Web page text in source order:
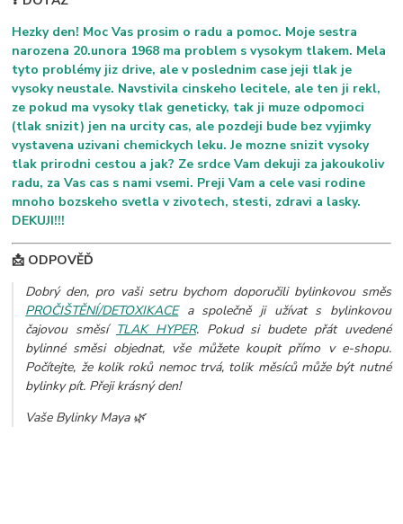
Hezky den! Moc Vas prosim o radu a pomoc. Moje sestra
narozena 20.unora 1968 ma problem s vysokym tlakem. Mela
tyto problémy jiz drive, ale v poslednim case jeji tlak je
vysoky neustale. Navstivila cinskeho lecitele, ale ten ji rekl,
ze pokud ma vysoky tlak geneticky, tak ji muze odpomoci
(tlak snizit) jen na urcity cas, ale pozdeji bude bez vyjimky
vystavena uzivani chemickych leku. Je mozne snizit vysoky
tlak prirodni cestou a jak? Ze srdce Vam dekuji za jakoukoliv
radu, za Vas cas s nami vsemi. Preji Vam a cele vasi rodine
mnoho bozskeho svetla v zivotech, stesti, zdravi a lasky.
DEKUJI!!!
📩 ODPOVĚĎ
Dobrý den, pro vaši setru bychom doporučili bylinkovou směs
PROČIŠTĚNÍ/DETOXIKACEa společně ji užívat s bylinkovou
čajovou směsí TLAK HYPER. Pokud si budete přát uvedené
bylinné směsi objednat, vše můžete koupit přímo v e-shopu.
Počítejte, že kolik roků nemoc trvá, tolik měsíců může být nutné
bylinky pít. Přeji krásný den!
Vaše Bylinky Maya 🌿